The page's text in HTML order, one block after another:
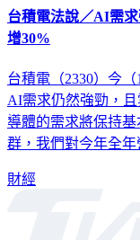
台積電法說／AI需
增30%
台積電（2330）今
AI需求仍然強勁，
導體的需求將保持
群，我們對今年全年
財經